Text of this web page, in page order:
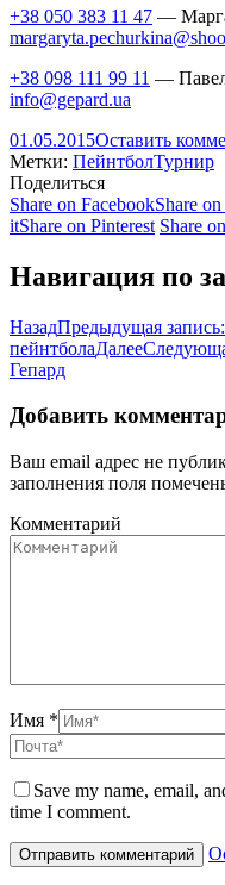
+38 050 383 11 47 —
+38 098 111 99 11 —
info@gepard.ua
01.05.2015Оставить
Метки: ПейнтболТурнир
Поделиться
Share on FacebookShare
itShare on Pinterest Share
Навигация по
НазадПредыдущая запись:
пейнтболаДалее
Гепард
Добавить
Ваш email адрес не
заполнения поля
Комментарий
Имя *
Save my name, email,
time I comment.